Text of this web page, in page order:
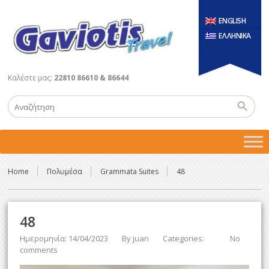
ENGLISH
ΕΛΛΗΝΙΚΑ
Καλέστε μας: 22810 86610 & 86644
Home Πολυμέσα Grammata Suites 48
48
Ημερομηνία: 14/04/2023 By juan Categories:
No
comments